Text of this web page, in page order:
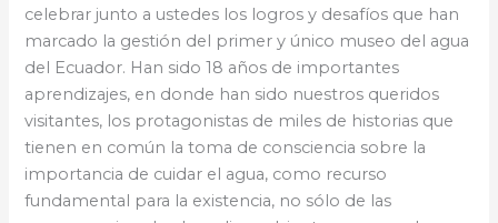
celebrar junto a ustedes los logros y desafíos que han
marcado la gestión del primer y único museo del agua
del Ecuador. Han sido 18 años de importantes
aprendizajes, en donde han sido nuestros queridos
visitantes, los protagonistas de miles de historias que
tienen en común la toma de consciencia sobre la
importancia de cuidar el agua, como recurso
fundamental para la existencia, no sólo de las